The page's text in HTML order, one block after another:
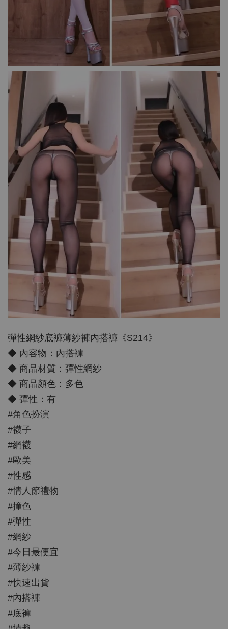
彈性網紗底褲薄紗褲內搭褲《S214》
◆ 內容物：內搭褲
◆ 商品材質：彈性網紗
◆ 商品顏色：多色
◆ 彈性：有
#角色扮演
#襪子
#網襪
#歐美
#性感
#情人節禮物
#撞色
#彈性
#網紗
#今日最便宜
#薄紗褲
#快速出貨
#內搭褲
#底褲